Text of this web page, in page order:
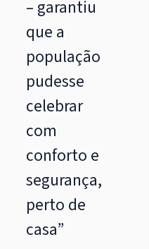
– garantiu
que a
população
pudesse
celebrar
com
conforto e
segurança,
perto de
casa”